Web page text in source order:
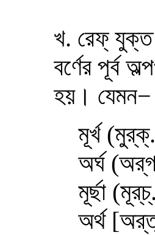
খ. রেফ্ যুক্ত
বর্ণের পূর্ব
হয়। যেমন−
মূর্খ
অর্ঘ
মূর্ছা
অর্থ